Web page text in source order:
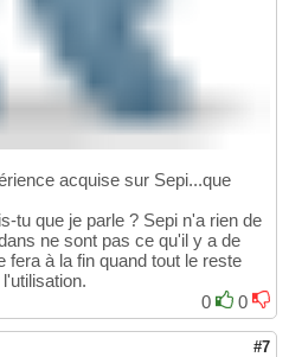
acquise sur Sepi...que
tu que je parle ? Sepi n'a rien de
ne sont pas ce qu'il y a de
fera à la fin quand tout le reste
0
0
#7